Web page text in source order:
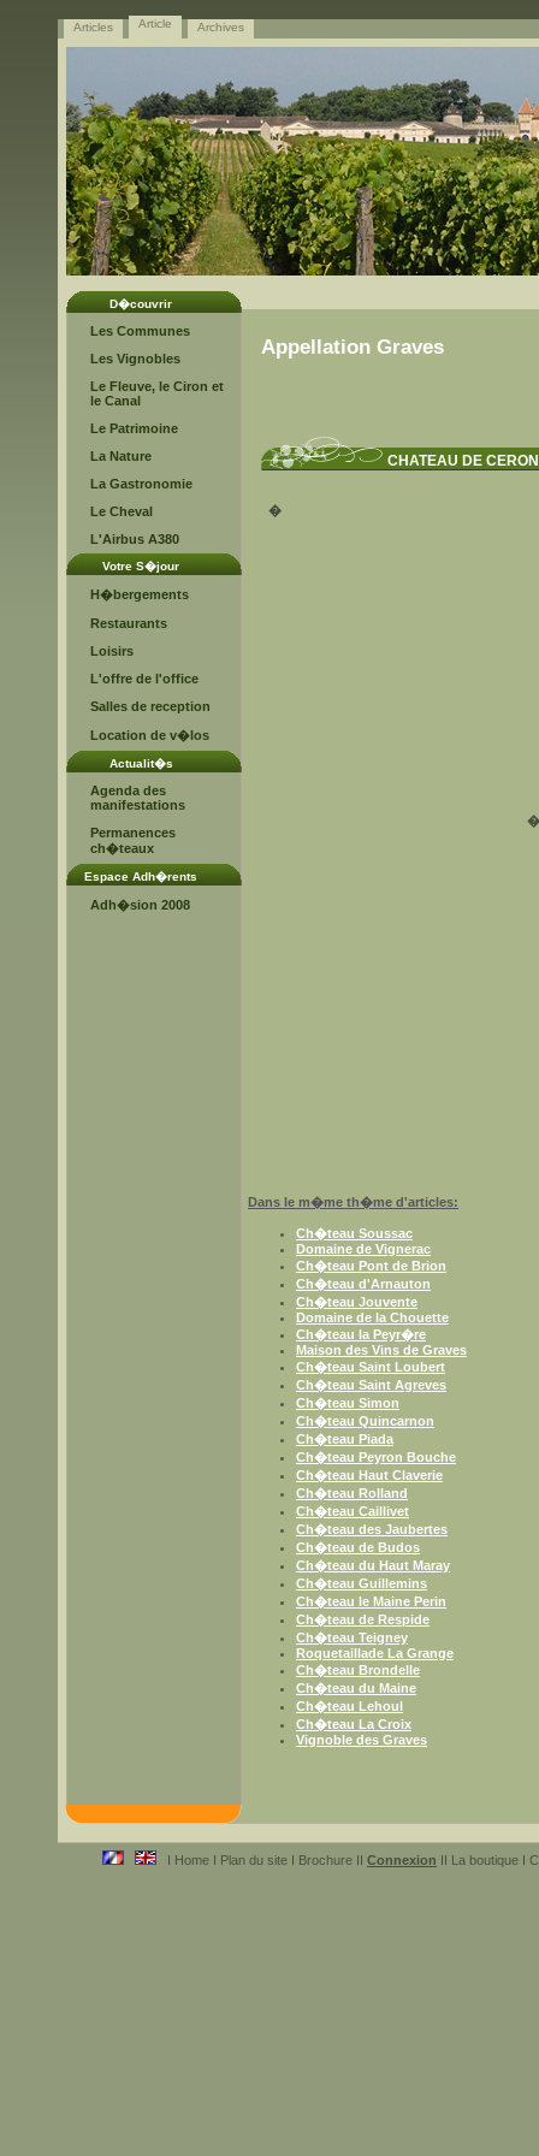
Articles Article Archives
Appellation Graves
CHATEAU DE
�
�
Dans le m�me th�me d'articles:
Ch�teau Soussac
Domaine de Vignerac
Ch�teau Pont de Brion
Ch�teau d'Arnauton
Ch�teau Jouvente
Domaine de la Chouette
Ch�teau la Peyr�re
Maison des Vins de Graves
Ch�teau Saint Loubert
Ch�teau Saint Agreves
Ch�teau Simon
Ch�teau Quincarnon
Ch�teau Piada
Ch�teau Peyron Bouche
Ch�teau Haut Claverie
Ch�teau Rolland
Ch�teau Caillivet
Ch�teau des Jaubertes
Ch�teau de Budos
Ch�teau du Haut Maray
Ch�teau Guillemins
Ch�teau le Maine Perin
Ch�teau de Respide
Ch�teau Teigney
Roquetaillade La Grange
Ch�teau Brondelle
Ch�teau du Maine
Ch�teau Lehoul
Ch�teau La Croix
Vignoble des Graves
D�couvrir
Les Communes
Les Vignobles
Le Fleuve, le Ciron et
le Canal
Le Patrimoine
La Nature
La Gastronomie
Le Cheval
L'Airbus A380
Votre S�jour
H�bergements
Restaurants
Loisirs
L'offre de l'office
Salles de reception
Location de v�los
Actualit�s
Agenda des
manifestations
Permanences
ch�teaux
Espace Adh�rents
Adh�sion 2008
I Home I Plan du site I Brochure II Connexion II La boutique I